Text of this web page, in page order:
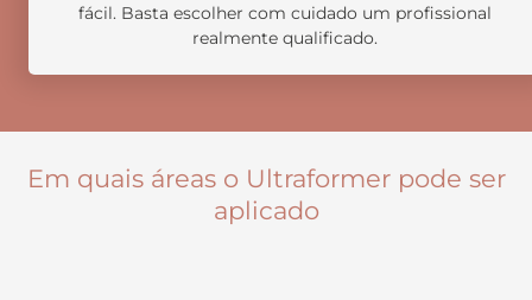
fácil. Basta escolher com cuidado um profissional
realmente qualificado.
Em quais áreas o Ultraformer pode ser
aplicado